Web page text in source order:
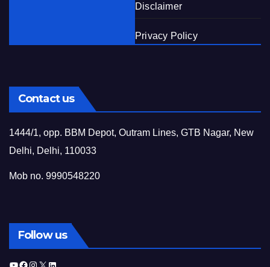
Disclaimer
Privacy Policy
Contact us
1444/1, opp. BBM Depot, Outram Lines, GTB Nagar, New
Delhi, Delhi, 110033
Mob no. 9990548220
Follow us
YouTube
Facebook
Instagram
X LinkedIn